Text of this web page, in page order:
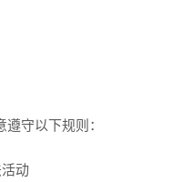
守以下规则：
动